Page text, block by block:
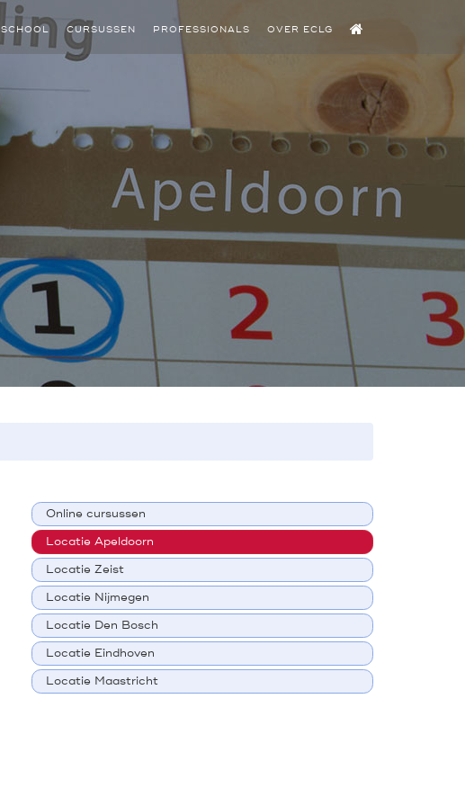
SCHOOL CURSUSSEN PROFESSIONALS OVER ECLG
Online cursussen
Locatie Apeldoorn
Locatie Zeist
Locatie Nijmegen
Locatie Den Bosch
Locatie Eindhoven
Locatie Maastricht